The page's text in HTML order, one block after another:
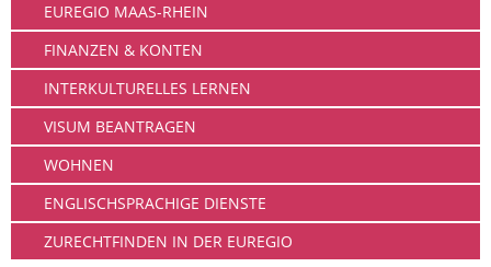
EUREGIO MAAS-RHEIN
FINANZEN & KONTEN
INTERKULTURELLES LERNEN
VISUM BEANTRAGEN
WOHNEN
ENGLISCHSPRACHIGE DIENSTE
ZURECHTFINDEN IN DER EUREGIO